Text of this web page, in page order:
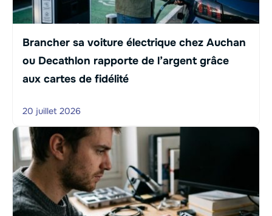
Brancher sa voiture électrique chez Auchan
ou Decathlon rapporte de l’argent grâce
aux cartes de fidélité
20 juillet 2026